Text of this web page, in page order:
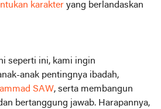
karakter yang berlandaskan
seperti ini, kami ingin
anak pentingnya ibadah,
SAW, serta membangun
bertanggung jawab. Harapannya,